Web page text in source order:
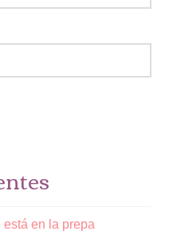
en la prepa